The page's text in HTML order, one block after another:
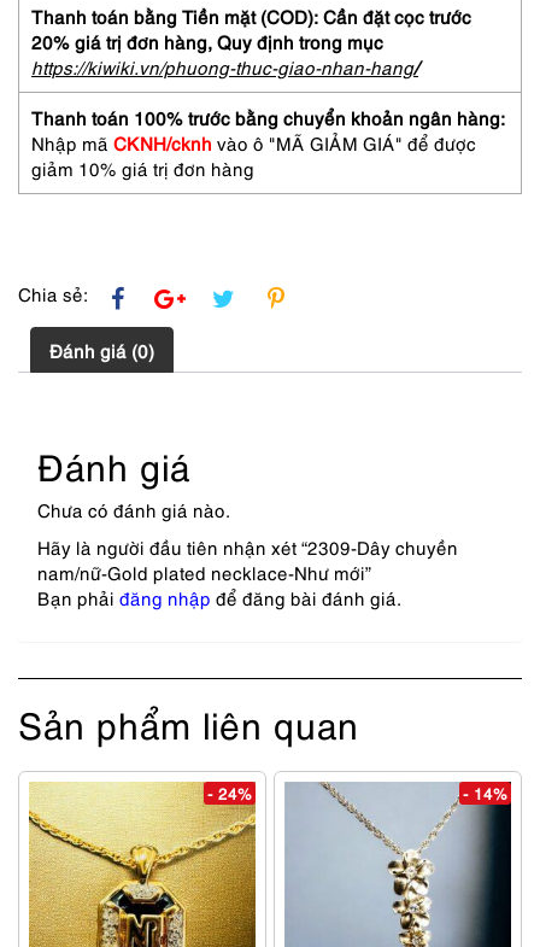
Gold
plated
necklace-
Như
mới
số
lượng
Thanh toán bằng Tiền mặt (COD): Cần đặt cọc trước
20% giá trị đơn hàng, Quy định trong mục
https://kiwiki.vn/phuong-thuc-giao-nhan-hang/
Thanh toán 100% trước bằng chuyển khoản ngân hàng:
Nhập mã CKNH/cknh vào ô "MÃ GIẢM GIÁ" để được
giảm 10% giá trị đơn hàng
Chia sẻ:
Đánh giá (0)
Đánh giá
Chưa có đánh giá nào.
Hãy là người đầu tiên nhận xét “2309-Dây chuyền
nam/nữ-Gold plated necklace-Như mới”
Bạn phải đăng nhập để đăng bài đánh giá.
Sản phẩm liên quan
- 24% - 14%